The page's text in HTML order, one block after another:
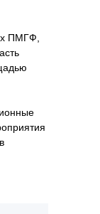
ПМГФ,